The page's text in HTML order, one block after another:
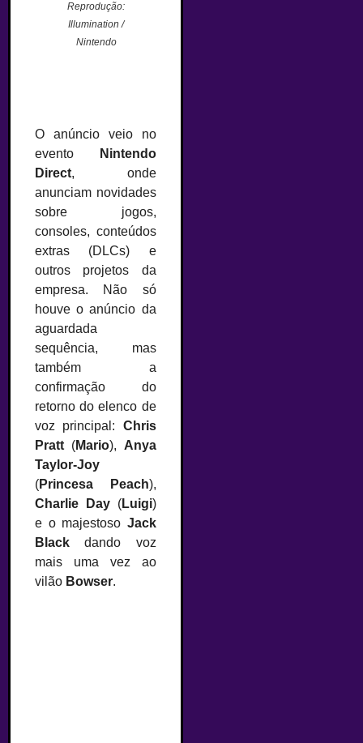
Reprodução:
Illumination /
Nintendo
O anúncio veio no
evento
Nintendo
Direct, onde
anunciam novidades
sobre jogos,
consoles, conteúdos
extras (DLCs) e
outros projetos da
empresa. Não só
houve o anúncio da
aguardada
sequência, mas
também a
confirmação do
retorno do elenco de
voz principal: Chris
Pratt (Mario), Anya
Taylor-Joy
(Princesa Peach),
Charlie Day(Luigi)
e o majestoso Jack
Black dando voz
mais uma vez ao
vilão Bowser.